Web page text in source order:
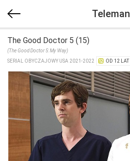
Teleman
The Good Doctor 5 (15)
(The Good Doctor 5: My Way)
SERIAL OBYCZAJOWY USA 2021-2022
OD 12 LAT